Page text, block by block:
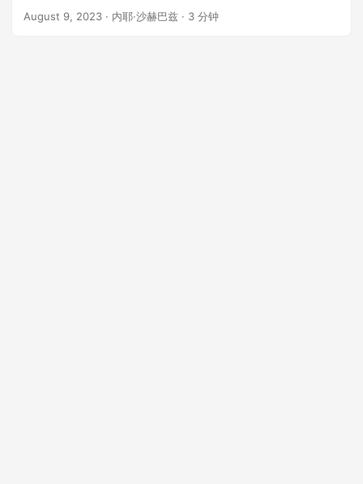
程。
August 9, 2023 · 内耶·沙赫巴兹 · 3 分钟